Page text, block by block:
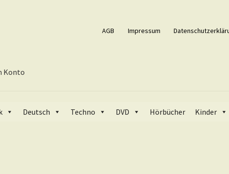
AGB Impressum
Konto
Deutsch Techno DVD Hörbücher Kinder